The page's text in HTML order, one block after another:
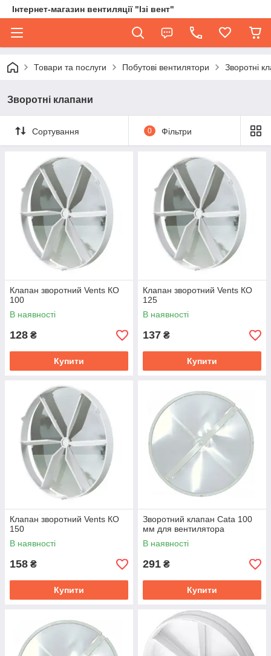
Інтернет-магазин вентиляції "Ізі вент"
Товари та послуги Побутові вентилятори Зворотні
Зворотні клапани
Сортування 0 Фільтри
Клапан зворотний Vents КО
100
В наявності
128 ₴
Купити
Клапан зворотний Vents КО
125
В наявності
137 ₴
Купити
Клапан зворотний Vents КО
150
В наявності
158 ₴
Купити
Зворотний клапан Cata 100
мм для вентилятора
В наявності
291 ₴
Купити